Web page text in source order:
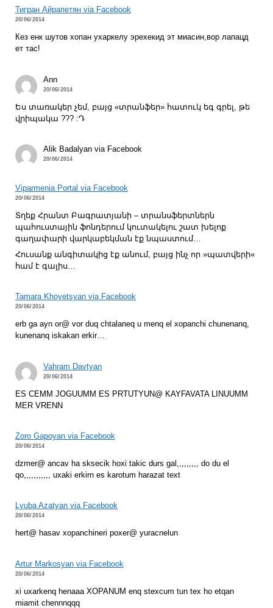
Тигран Айрапетян via Facebook
20/06/2014
Кез енк шутов хопан ухаркелу эрехекид эт миасин,вор лапацд
ет тас!
Ann
20/06/2014
Ես տառակեր չեմ, բայց «տրանֆեր» հատուկ եգ գրել, թե
վրիպակա ??? :Դ
Alik Badalyan via Facebook
20/06/2014
Viparmenia Portal via Facebook
20/06/2014
Տղեք Հրանտ Բագրատյանի – տրանսֆերտներն
պահուստային ֆոնդերում կուտակելու շատ խելոք
գաղափարի վարկաբեկման էք նպաստում…
Հուսանք անգիտակից էք անում, բայց ինչ որ »պատվերի«
համ է գալիս…
Tamara Khoyetsyan via Facebook
20/06/2014
erb ga ayn or@ vor duq chtalaneq u menq el xopanchi chunenanq,
kunenanq iskakan erkir…
Vahram Davtyan
20/06/2014
ES CEMM JOGUUMM ES PRTUTYUN@ KAYFAVATA LINUUMM
MER VRENN
Zoro Gapoyan via Facebook
20/06/2014
dzmer@ ancav ha sksecik hoxi takic durs gal,,,,,,,,, do du el
qo,,,,,,,,,,, uxaki erkirn es karotum harazat text
Lyuba Azatyan via Facebook
20/06/2014
hert@ hasav xopanchineri poxer@ yuracnelun
Artur Markosyan via Facebook
20/06/2014
xi uxarkenq henaaa XOPANUM enq stexcum tun tex ho etqan
miamit chennnqqq